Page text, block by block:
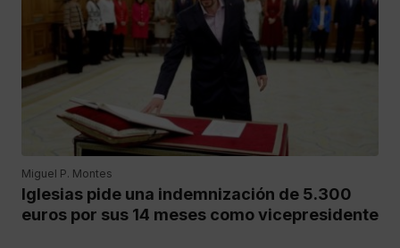
Miguel P. Montes
Iglesias pide una indemnización de 5.300
euros por sus 14 meses como vicepresidente